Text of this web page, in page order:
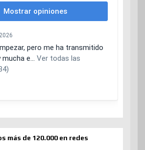
más de 120.000 en redes